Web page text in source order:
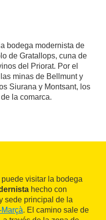
bodega modernista de
de Gratallops, cuna de
del Priorat. Por el
minas de Bellmunt y
Siurana y Montsant, los
la comarca.
puede visitar la bodega
hecho con
sede principal de la
. El camino sale de